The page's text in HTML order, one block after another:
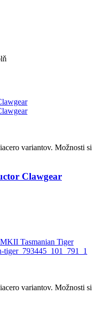
variantov. Možnosti si
Clawgear
variantov. Možnosti si